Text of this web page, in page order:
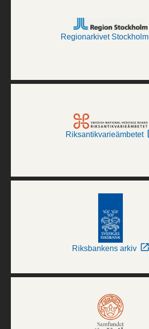
Regionarkivet Stockholm
Riksantikvarieämbetet
Riksbankens arkiv